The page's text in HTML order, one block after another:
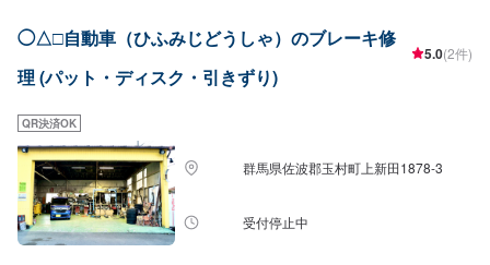
追求し、全てのお客様からも頼みやすい、と言っていただける自動車整備工
場となるよう努めてまいります！【作業実績】マツダMPV20,000円-------------
-------------------------------------【1】オファーにてお問い合わせ【2】お見積り
について◯通常１～２日程度で納車いたします。車種や状態により納期が前
後する場合がございます。予め、ご了承ください。◯代車について◯作業中
は無料の代車をご利用ください。※燃料代は、お客様負担となっております。
予め、ご了承ください。◯パーツ持ち込みについて◯パーツの持ち込み可能
です。オファーの際に持ち込みパーツの詳細をご入力ください。【定休日・
営業時間】定休日：日曜日、祝日営業時間：9:00~18:00
◯△□自動車（ひふみじどうしゃ）のブレーキ修
理 (パット・ディスク・引きずり)
5.0(2件)
QR決済OK
群馬県佐波郡玉村町上新田1878-3
受付停止中